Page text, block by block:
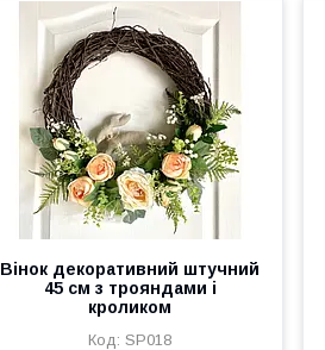
Вінок декоративний штучний
45 см з трояндами і
кроликом
SP018